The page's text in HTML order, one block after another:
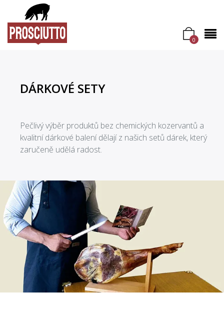
0
DÁRKOVÉ SETY
Pečlivý výběr produktů bez chemických kozervantů a
kvalitní dárkové balení dělají z našich setů dárek, který
zaručeně udělá radost.